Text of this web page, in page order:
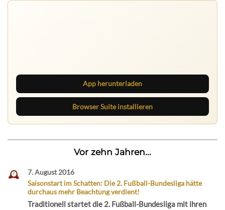
App herunterladen
Browser Suite installieren
Vor zehn Jahren...
7. August 2016
Saisonstart im Schatten: Die 2. Fußball-Bundesliga hätte
durchaus mehr Beachtung verdient!
Traditionell startet die 2. Fußball-Bundesliga mit ihren